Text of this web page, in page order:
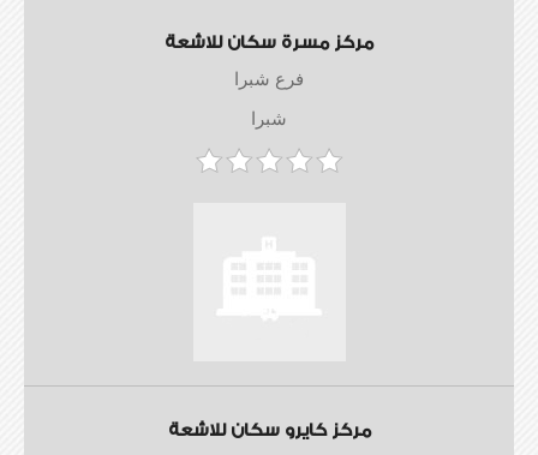
مركز مسرة سكان للاشعة
فرع شبرا
شبرا
مركز كايرو سكان للاشعة